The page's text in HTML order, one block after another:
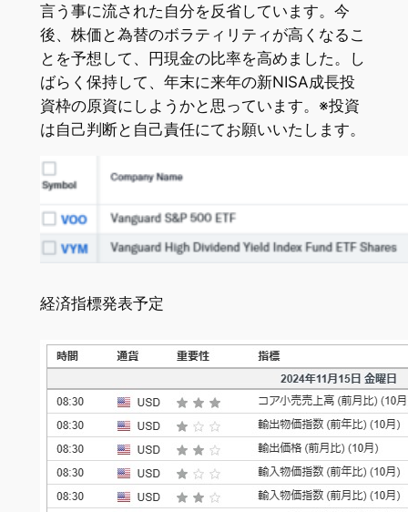
言う事に流された自分を反省しています。今
後、株価と為替のボラティリティが高くなるこ
とを予想して、円現金の比率を高めました。し
ばらく保持して、年末に来年の新NISA成長投
資枠の原資にしようかと思っています。※投資
は自己判断と自己責任にてお願いいたします。
経済指標発表予定